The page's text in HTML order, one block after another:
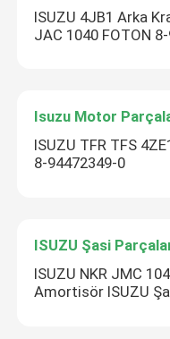
ISUZU 4JB1 Arka
JAC 1040 FOTON
Isuzu Motor
ISUZU TFR TFS
8-94472349-0
ISUZU Şasi
ISUZU NKR JMC
Amortisör ISUZU